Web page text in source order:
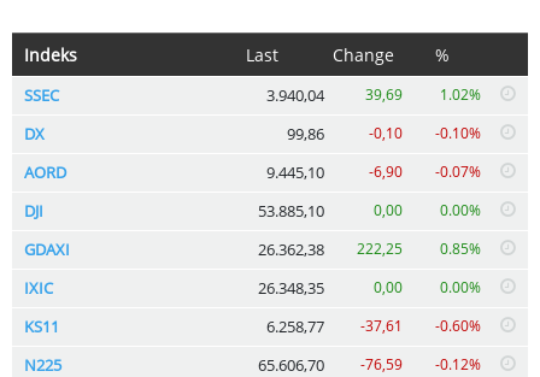
Indeks Last Change %
SSEC 3.940,04 39,69 1.02%
DX 99,86 -0,10 -0.10%
AORD 9.445,10 -6,90 -0.07%
DJI 53.885,10 0,00 0.00%
GDAXI 26.362,38 222,25 0.85%
IXIC 26.348,35 0,00 0.00%
KS11 6.258,77 -37,61 -0.60%
N225 65.606,70 -76,59 -0.12%